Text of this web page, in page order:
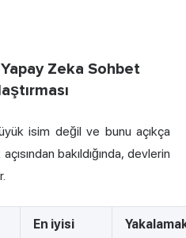
Zeka Sohbet
isim değil ve bunu açıkça
bakıldığında, devlerin
En iyisi